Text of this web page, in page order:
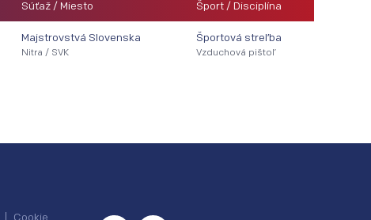
Súťaž / Miesto Šport / Disciplína
Majstrovstvá Slovenska
Nitra / SVK
Športová streľba
Vzduchová pištoľ